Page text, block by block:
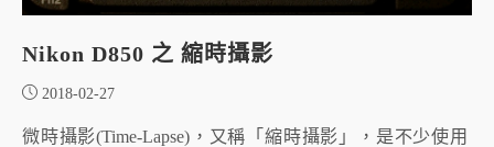
Nikon D850 之 縮時攝影
2018-02-27
微時攝影(Time-Lapse)，又稱「縮時攝影」，是不少使用